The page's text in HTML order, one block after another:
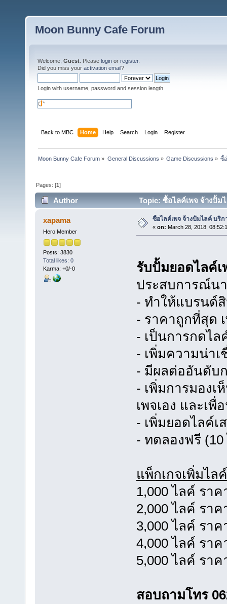
Moon Bunny Cafe Forum
Welcome, Guest . Please login or register.
Did you miss your activation email?
Login with username, password and session length
Back to MBC Home Help Search Login Register
Moon Bunny Cafe Forum » General Discussions » Game Discussions » ซื้
Pages: [1]
Author Topic: ซื้อไลค์เพจ จ้างปั้ม
xapama
Hero Member
Posts: 3830
Total likes: 0
Karma: +0/-0
ซื้อไลค์เพจ จ้างปั้มไลค์ บริก
« on: March 28, 2018,
รับปั้มยอดไลค์
ประสบการณ์น
- ทำให้แบรนด์
- ราคาถูกที่สุด
- เป็นการกดไ
- เพิ่มความน่า
- มีผลต่ออันดับ
- เพิ่มการมอง
เพจเอง และเ
- เพิ่มยอดไลค์เ
- ทดลองฟรี (10
แพ็กเกจเพิ่มไลค์
1,000 ไลค์ รา
2,000 ไลค์ รา
3,000 ไลค์ รา
4,000 ไลค์ รา
5,000 ไลค์ รา
สอบถามโทร